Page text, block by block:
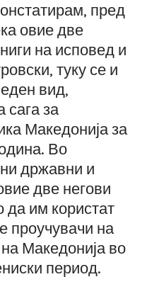
пред
овие две
на исповед и
туку се и
вид,
сага за
Македонија за
Во
државни и
две негови
да им користат
проучувачи на
Македонија во
период.